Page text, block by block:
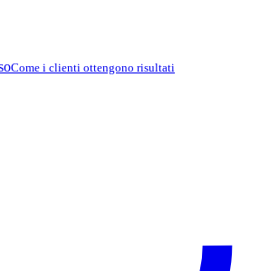
Come i clienti ottengono risultati